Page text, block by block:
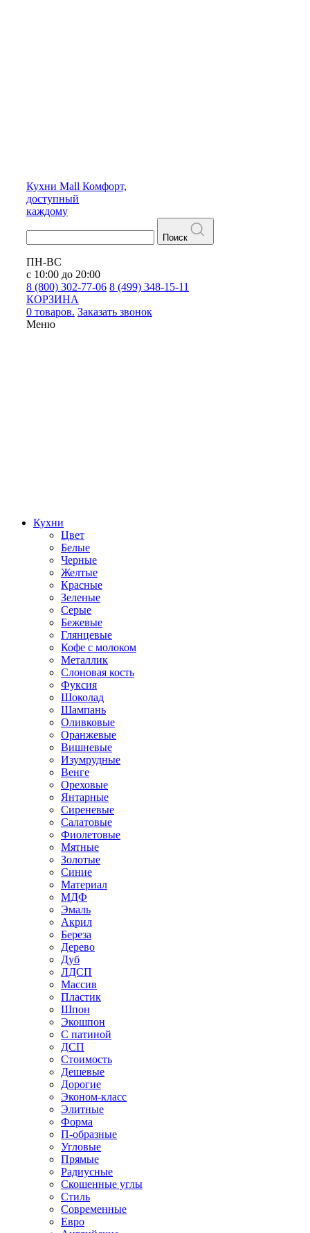
Кухни Mall Комфорт,
доступный
каждому
Поиск
ПН-ВС
с 10:00 до 20:00
8 (800) 302-77-06 8 (499) 348-15-11
КОРЗИНА
0 товаров. Заказать звонок
Меню
Кухни
Цвет
Белые
Черные
Желтые
Красные
Зеленые
Серые
Бежевые
Глянцевые
Кофе с молоком
Металлик
Слоновая кость
Фуксия
Шоколад
Шампань
Оливковые
Оранжевые
Вишневые
Изумрудные
Венге
Ореховые
Янтарные
Сиреневые
Салатовые
Фиолетовые
Мятные
Золотые
Синие
Материал
МДФ
Эмаль
Акрил
Береза
Дерево
Дуб
ЛДСП
Массив
Пластик
Шпон
Экошпон
С патиной
ДСП
Стоимость
Дешевые
Дорогие
Эконом-класс
Элитные
Форма
П-образные
Угловые
Прямые
Радиусные
Скошенные углы
Стиль
Современные
Евро